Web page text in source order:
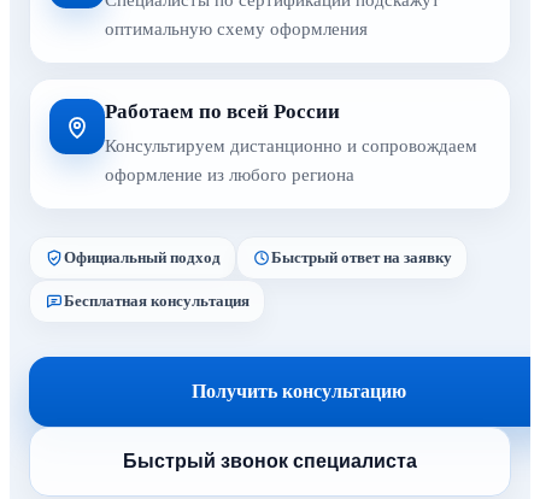
оптимальную схему оформления
Работаем по всей России
Консультируем дистанционно и сопровождаем
оформление из любого региона
Официальный подход Быстрый ответ на заявку
Бесплатная консультация
Получить консультацию
Быстрый звонок специалиста